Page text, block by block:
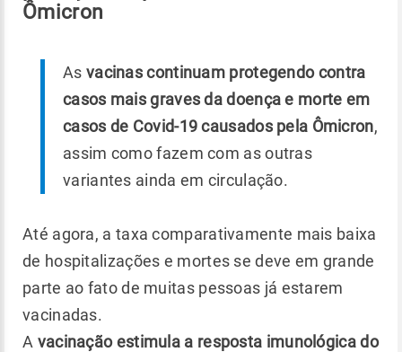
Ômicron
As vacinas continuam protegendo contra
casos mais graves da doença e morte em
casos de Covid-19 causados pela Ômicron,
assim como fazem com as outras
variantes ainda em circulação.
Até agora, a taxa comparativamente mais baixa
de hospitalizações e mortes se deve em grande
parte ao fato de muitas pessoas já estarem
vacinadas.
A vacinação estimula a resposta imunológica do